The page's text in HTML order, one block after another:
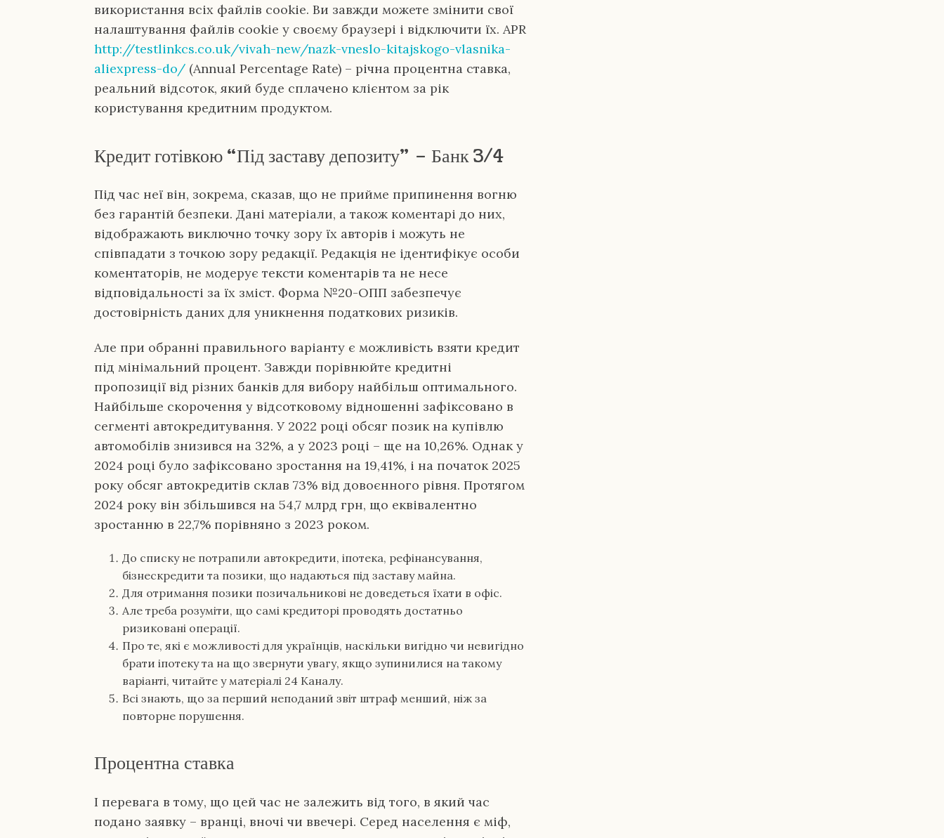
використання всіх файлів cookie. Ви завжди можете змінити свої
налаштування файлів cookie у своєму браузері і відключити їх. APR
http://testlinkcs.co.uk/vivah-new/nazk-vneslo-kitajskogo-vlasnika-
aliexpress-do/ (Annual Percentage Rate) – річна процентна ставка,
реальний відсоток, який буде сплачено клієнтом за рік
користування кредитним продуктом.
Кредит готівкою “Під заставу депозиту” – Банк 3/4
Під час неї він, зокрема, сказав, що не прийме припинення вогню
без гарантій безпеки. Дані матеріали, а також коментарі до них,
відображають виключно точку зору їх авторів і можуть не
співпадати з точкою зору редакції. Редакція не ідентифікує особи
коментаторів, не модерує тексти коментарів та не несе
відповідальності за їх зміст. Форма №20-ОПП забезпечує
достовірність даних для уникнення податкових ризиків.
Але при обранні правильного варіанту є можливість взяти кредит
під мінімальний процент. Завжди порівнюйте кредитні
пропозиції від різних банків для вибору найбільш оптимального.
Найбільше скорочення у відсотковому відношенні зафіксовано в
сегменті автокредитування. У 2022 році обсяг позик на купівлю
автомобілів знизився на 32%, а у 2023 році – ще на 10,26%. Однак у
2024 році було зафіксовано зростання на 19,41%, і на початок 2025
року обсяг автокредитів склав 73% від довоєнного рівня. Протягом
2024 року він збільшився на 54,7 млрд грн, що еквівалентно
зростанню в 22,7% порівняно з 2023 роком.
До списку не потрапили автокредити, іпотека, рефінансування,
бізнескредити та позики, що надаються під заставу майна.
Для отримання позики позичальникові не доведеться їхати в офіс.
Але треба розуміти, що самі кредиторі проводять достатньо
ризиковані операції.
Про те, які є можливості для українців, наскільки вигідно чи невигідно
брати іпотеку та на що звернути увагу, якщо зупинилися на такому
варіанті, читайте у матеріалі 24 Каналу.
Всі знають, що за перший неподаний звіт штраф менший, ніж за
повторне порушення.
Процентна ставка
І перевага в тому, що цей час не залежить від того, в який час
подано заявку – вранці, вночі чи ввечері. Серед населення є міф,